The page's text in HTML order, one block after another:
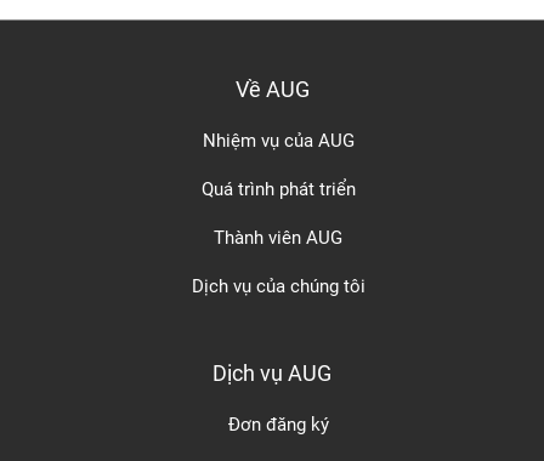
Về AUG
Nhiệm vụ của AUG
Quá trình phát triển
Thành viên AUG
Dịch vụ của chúng tôi
Dịch vụ AUG
Đơn đăng ký